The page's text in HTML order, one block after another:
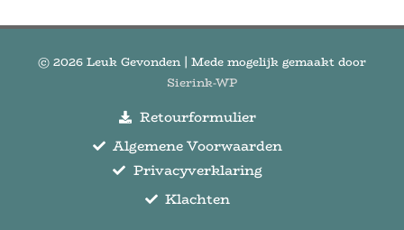
© 2026 Leuk Gevonden | Mede mogelijk gemaakt door
Sierink-WP
Retourformulier
Algemene Voorwaarden
Privacyverklaring
Klachten